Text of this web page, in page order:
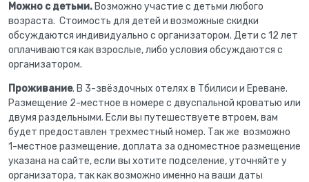
Можно с детьми. Возможно участие с детьми любого
возраста. Стоимость для детей и возможные скидки
обсуждаются индивидуально с организатором. Дети с 12 лет
оплачиваются как взрослые, либо условия обсуждаются с
организатором.
Проживание. В 3-звёздочных отелях в Тбилиси и Ереване.
Размещение 2-местное в номере с двуспальной кроватью или
двумя раздельными. Если вы путешествуете втроем, вам
будет предоставлен трехместный номер. Так же возможно
1-местное размещение, доплата за одноместное размещение
указана на сайте, если вы хотите подселение, уточняйте у
организатора, так как возможно именно на ваши даты